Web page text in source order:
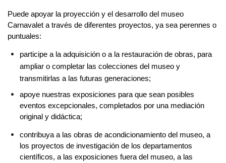
Puede apoyar la proyección y el desarrollo del museo
Carnavalet a través de diferentes proyectos, ya sea perennes o
puntuales:
participe a la adquisición o a la restauración de obras, para
ampliar o completar las colecciones del museo y
transmitirlas a las futuras generaciones;
apoye nuestras exposiciones para que sean posibles
eventos excepcionales, completados por una mediación
original y didáctica;
contribuya a las obras de acondicionamiento del museo, a
los proyectos de investigación de los departamentos
científicos, a las exposiciones fuera del museo, a las